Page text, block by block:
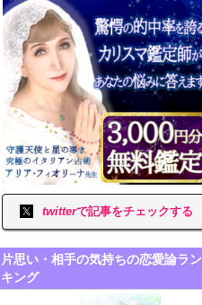
twitterで記事をチェックする
片思い・相手の気持ちの恋愛論ラン
キング